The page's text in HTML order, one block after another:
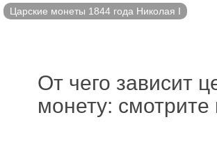
Царские монеты 1844 года Николая I
От чего зависит
монету: смотрите